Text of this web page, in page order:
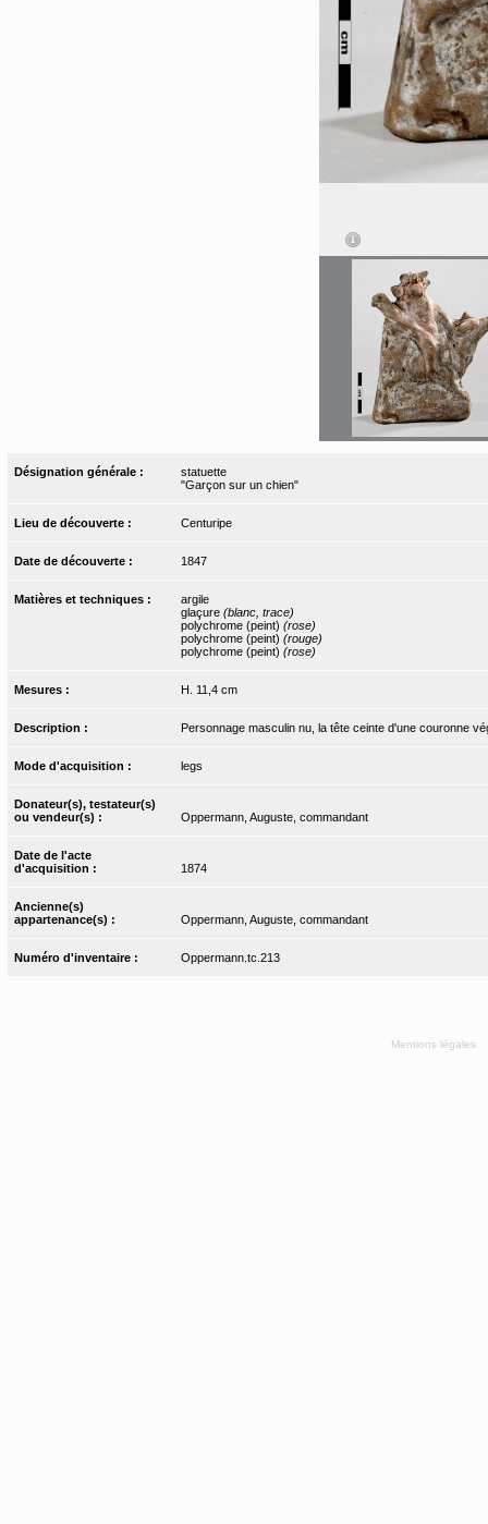
Désignation générale :
statuette
"Garçon sur un chien"
Lieu de découverte : Centuripe
Date de découverte : 1847
Matières et techniques :
argile
glaçure (blanc, trace)
polychrome (peint) (rose)
polychrome (peint) (rouge)
polychrome (peint) (rose)
Mesures : H. 11,4 cm
Description : Personnage masculin nu, la tête ceinte d'une couronne
Mode d'acquisition : legs
Donateur(s), testateur(s)
ou vendeur(s) :
Oppermann, Auguste, commandant
Date de l'acte
d'acquisition :
1874
Ancienne(s)
appartenance(s) :
Oppermann, Auguste, commandant
Numéro d'inventaire : Oppermann.tc.213
Mentions légales